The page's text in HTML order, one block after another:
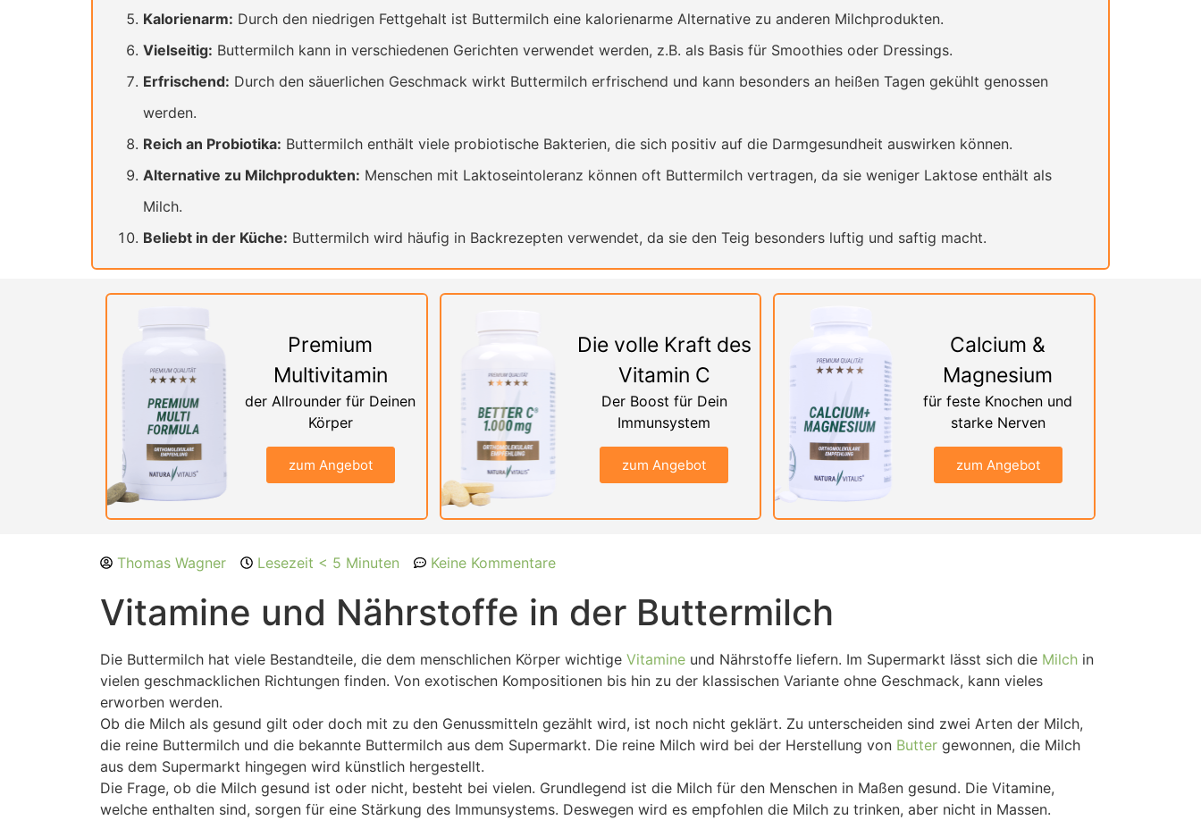
Kalorienarm: Durch den niedrigen Fettgehalt ist Buttermilch eine kalorienarme Alternative zu anderen Milchprodukten.
Vielseitig: Buttermilch kann in verschiedenen Gerichten verwendet werden, z.B. als Basis für Smoothies oder Dressings.
Erfrischend: Durch den säuerlichen Geschmack wirkt Buttermilch erfrischend und kann besonders an heißen Tagen gekühlt genossen
werden.
Reich an Probiotika: Buttermilch enthält viele probiotische Bakterien, die sich positiv auf die Darmgesundheit auswirken können.
Alternative zu Milchprodukten: Menschen mit Laktoseintoleranz können oft Buttermilch vertragen, da sie weniger Laktose enthält als
Milch.
Beliebt in der Küche: Buttermilch wird häufig in Backrezepten verwendet, da sie den Teig besonders luftig und saftig macht.
Premium
Multivitamin
der Allrounder für Deinen
Körper
zum Angebot
Die volle Kraft des
Vitamin C
Der Boost für Dein
Immunsystem
zum Angebot
Calcium &
Magnesium
für feste Knochen und
starke Nerven
zum Angebot
Thomas Wagner Lesezeit < 5 Minuten Keine Kommentare
Vitamine und Nährstoffe in der Buttermilch
Die Buttermilch hat viele Bestandteile, die dem menschlichen Körper wichtige Vitamine und Nährstoffe liefern. Im Supermarkt lässt sich die Milch in
vielen geschmacklichen Richtungen finden. Von exotischen Kompositionen bis hin zu der klassischen Variante ohne Geschmack, kann vieles
erworben werden.
Ob die Milch als gesund gilt oder doch mit zu den Genussmitteln gezählt wird, ist noch nicht geklärt. Zu unterscheiden sind zwei Arten der Milch,
die reine Buttermilch und die bekannte Buttermilch aus dem Supermarkt. Die reine Milch wird bei der Herstellung von Butter gewonnen, die Milch
aus dem Supermarkt hingegen wird künstlich hergestellt.
Die Frage, ob die Milch gesund ist oder nicht, besteht bei vielen. Grundlegend ist die Milch für den Menschen in Maßen gesund. Die Vitamine,
welche enthalten sind, sorgen für eine Stärkung des Immunsystems. Deswegen wird es empfohlen die Milch zu trinken, aber nicht in Massen.